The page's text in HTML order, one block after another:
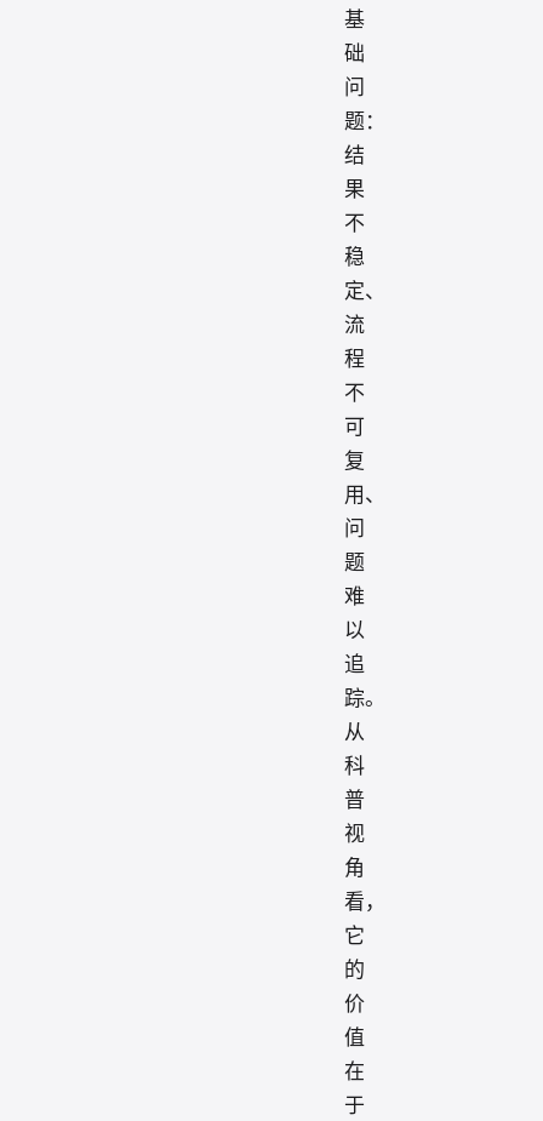
基
础
问
题：
结
果
不
稳
定、
流
程
不
可
复
用、
问
题
难
以
追
踪。
从
科
普
视
角
看，
它
的
价
值
在
于